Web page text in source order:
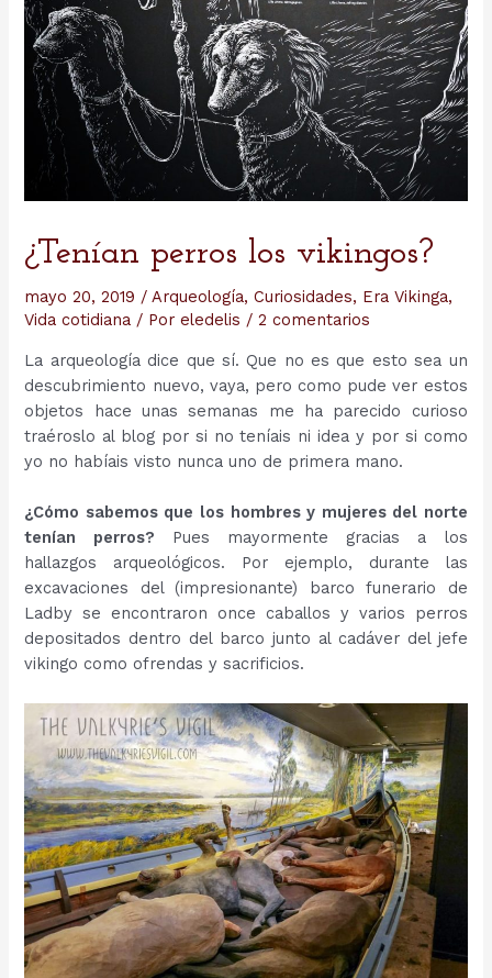
¿Tenían perros los vikingos?
mayo 20, 2019 /Arqueología,Curiosidades, Era Vikinga,
Vida cotidiana / Poreledelis /2 comentarios
La arqueología dice que sí. Que no es que esto sea un
descubrimiento nuevo, vaya, pero como pude ver estos
objetos hace unas semanas me ha parecido curioso
traéroslo al blog por si no teníais ni idea y por si como
yo no habíais visto nunca uno de primera mano.
¿Cómo sabemos que los hombres y mujeres del norte
tenían perros? Pues mayormente gracias a los
hallazgos arqueológicos. Por ejemplo, durante las
excavaciones del (impresionante) barco funerario de
Ladby se encontraron once caballos y varios perros
depositados dentro del barco junto al cadáver del jefe
vikingo como ofrendas y sacrificios.